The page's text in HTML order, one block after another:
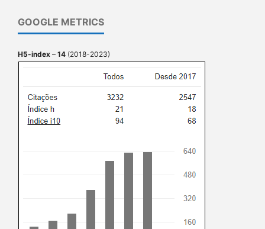
GOOGLE METRICS
H5-index – 14 (2018-2023)